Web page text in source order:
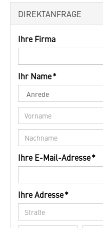
DIREKTANFRAGE
Ihre Firma
Ihr Name *
Ihre E-Mail-Adresse *
Ihre Adresse *